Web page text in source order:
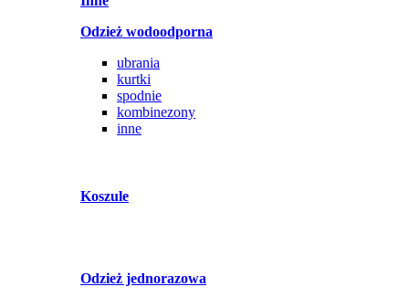
Odzież wodoodporna
ubrania
kurtki
spodnie
kombinezony
inne
Koszule
Odzież jednorazowa